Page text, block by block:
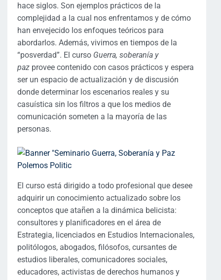
hace siglos. Son ejemplos prácticos de la
complejidad a la cual nos enfrentamos y de cómo
han envejecido los enfoques teóricos para
abordarlos. Además, vivimos en tiempos de la
“posverdad”. El curso Guerra, soberanía y
paz provee contenido con casos prácticos y espera
ser un espacio de actualización y de discusión
donde determinar los escenarios reales y su
casuística sin los filtros a que los medios de
comunicación someten a la mayoría de las
personas.
El curso está dirigido a todo profesional que desee
adquirir un conocimiento actualizado sobre los
conceptos que atañen a la dinámica belicista:
consultores y planificadores en el área de
Estrategia, licenciados en Estudios Internacionales,
politólogos, abogados, filósofos, cursantes de
estudios liberales, comunicadores sociales,
educadores, activistas de derechos humanos y